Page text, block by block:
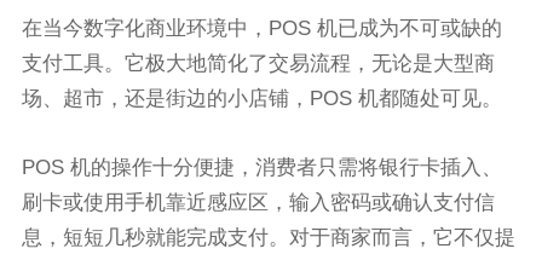
在当今数字化商业环境中，POS 机已成为不可或缺的
支付工具。它极大地简化了交易流程，无论是大型商
场、超市，还是街边的小店铺，POS 机都随处可见。
POS 机的操作十分便捷，消费者只需将银行卡插入、
刷卡或使用手机靠近感应区，输入密码或确认支付信
息，短短几秒就能完成支付。对于商家而言，它不仅提